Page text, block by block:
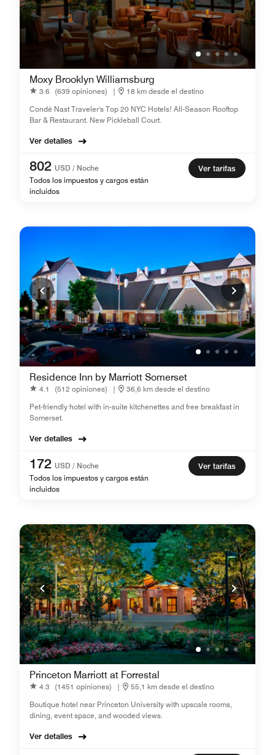
Moxy Brooklyn Williamsburg
3.6 (639 opiniones) |
18 km desde el destino
Condé Nast Traveler's Top 20 NYC Hotels! All-Season Rooftop
Bar & Restaurant. New Pickleball Court.
Ver detalles
802 USD / Noche
Todos los impuestos y cargos están
incluidos
Ver tarifas
Residence Inn by Marriott Somerset
4.1 (512 opiniones) |
36,6 km desde el destino
Pet-friendly hotel with in-suite kitchenettes and free breakfast in
Somerset.
Ver detalles
172 USD / Noche
Todos los impuestos y cargos están
incluidos
Ver tarifas
Princeton Marriott at Forrestal
4.3 (1451 opiniones) |
55,1 km desde el destino
Boutique hotel near Princeton University with upscale rooms,
dining, event space, and wooded views.
Ver detalles